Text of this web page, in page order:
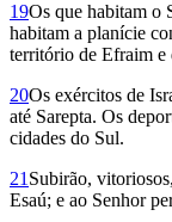
19Os que habitam o
habitam a planície
território de Efraim e
20Os exércitos de
até Sarepta. Os
cidades do Sul.
21 Subirão,
Esaú; e ao Senhor